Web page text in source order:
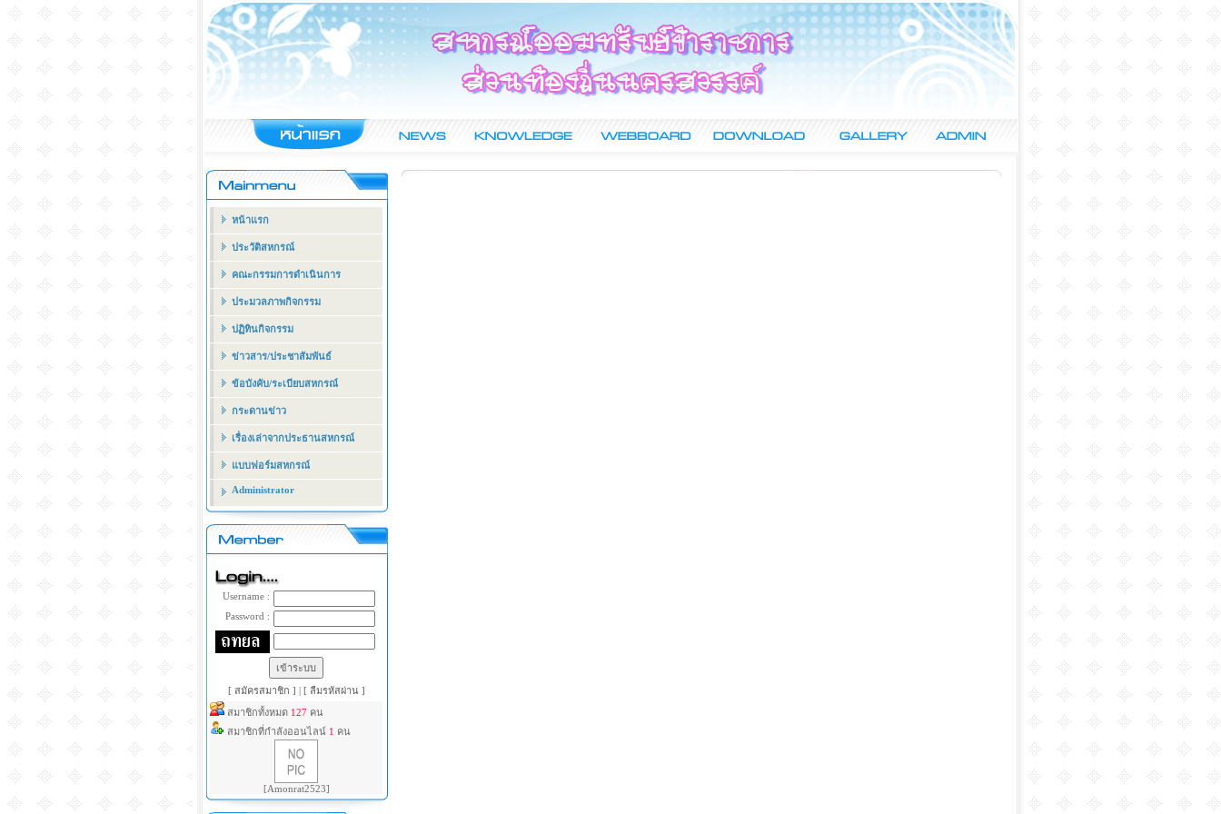
หน้าแรก
ประวัติสหกรณ์
คณะกรรมการดำเนินการ
ประมวลภาพกิจกรรม
ปฏิทินกิจกรรม
ข่าวสาร/ประชาสัมพันธ์
ข้อบังคับ/ระเบียบสหกรณ์
กระดานข่าว
เรื่องเล่าจากประธานสหกรณ์
แบบฟอร์มสหกรณ์
Administrator
Username :
Password :
[ สมัครสมาชิก ] | [ ลืมรหัสผ่าน ]
สมาชิกทั้งหมด 127 คน
สมาชิกที่กำลังออนไลน์ 1 คน
[Amonrat2523]